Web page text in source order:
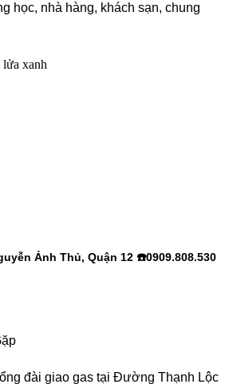
học, nhà hàng, khách sạn, chung
Ảnh Thủ, Quận 12 ☎️0909.808.530
đài giao gas tại Đường Thạnh Lộc